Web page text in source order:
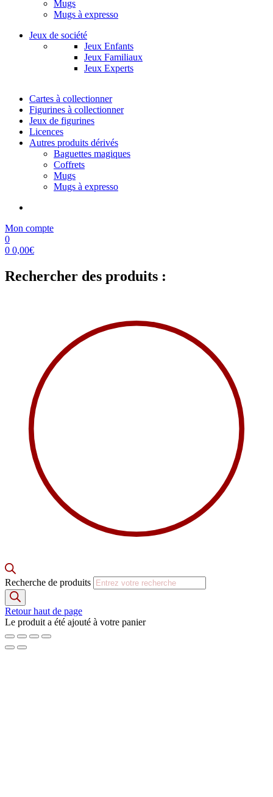
Mugs
Mugs à expresso
Jeux de société
Jeux Enfants
Jeux Familiaux
Jeux Experts
Cartes à collectionner
Figurines à collectionner
Jeux de figurines
Licences
Autres produits dérivés
Baguettes magiques
Coffrets
Mugs
Mugs à expresso
Mon compte
0
0 0,00€
Rechercher des produits :
Recherche de produits
Retour haut de page
Le produit a été ajouté à votre panier